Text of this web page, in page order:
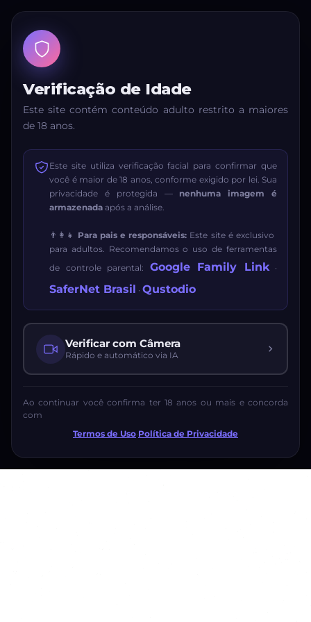
Verificação de Idade
Este site contém conteúdo adulto restrito a maiores
de 18 anos.
Este site utiliza verificação facial para confirmar que
você é maior de 18 anos, conforme exigido por lei. Sua
privacidade é protegida — nenhuma imagem é
armazenada após a análise.
👨‍👩‍👧 Para pais e responsáveis: Este site é exclusivo
para adultos. Recomendamos o uso de ferramentas
de controle parental: Google Family Link·
SaferNet Brasil · Qustodio
Verificar com Câmera
Rápido e automático via IA
Ao continuar você confirma ter 18 anos ou mais e concorda
com
Termos de Uso·Política de Privacidade